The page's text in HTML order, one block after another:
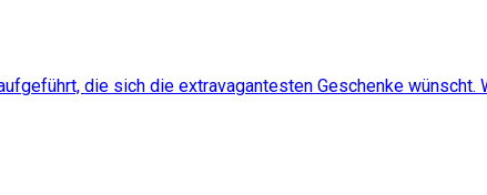
die sich die extravagantesten Geschenke wünscht.